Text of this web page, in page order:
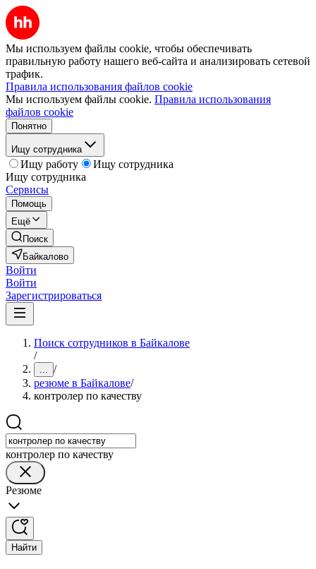
Мы используем файлы cookie, чтобы обеспечивать
правильную работу нашего веб-сайта и анализировать сетевой
трафик.
Правила использования файлов cookie
Мы используем файлы cookie. Правила использования
файлов cookie
Понятно
Ищу сотрудника
Ищу работу
Ищу сотрудника
Ищу сотрудника
Сервисы
Помощь
Ещё
Поиск
Байкалово
Войти
Войти
Зарегистрироваться
Поиск сотрудников в Байкалове
/
... /
резюме в Байкалове/
контролер по качеству
контролер по качеству
Резюме
Найти